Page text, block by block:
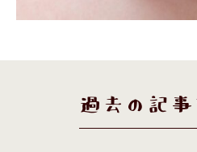
過去の記